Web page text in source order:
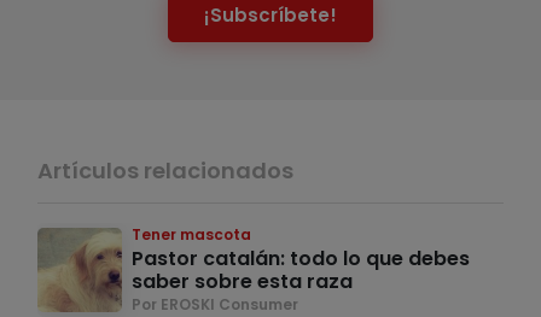
¡Subscríbete!
Artículos relacionados
Tener mascota
Pastor catalán: todo lo que debes
saber sobre esta raza
Por EROSKI Consumer